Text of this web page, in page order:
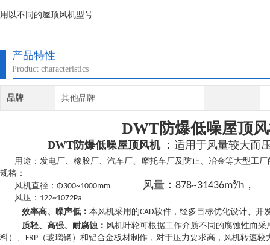
用以不同的屋顶风机型号
产品特性
Product characteristics
品牌 其他品牌
DWT防爆低噪屋顶
DWT防爆低噪屋顶风机： 适用于风量较大而
用途：发电厂、橡胶厂、汽车厂、摩托车厂及防止、冶金等大型工厂
规格：
风机直径：Φ300~1000mm 风量：878~31436m³/h，
风压：122~1072Pa
效率高、噪声低： 本风机采用的CAD软件，经多目标优化设计、开
质轻、高强、耐腐蚀： 风机叶轮可根据工作介质不同的腐蚀性而采
料）、FRP（玻璃钢）和铝合金板材制作，对于压力要求高，风机转速